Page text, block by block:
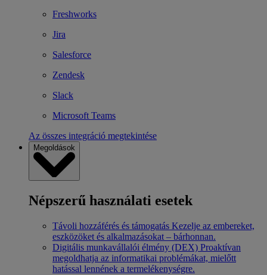
Freshworks
Jira
Salesforce
Zendesk
Slack
Microsoft Teams
Az összes integráció megtekintése
Megoldások
Népszerű használati esetek
Távoli hozzáférés és támogatás Kezelje az embereket,
eszközöket és alkalmazásokat – bárhonnan.
Digitális munkavállalói élmény (DEX) Proaktívan
megoldhatja az informatikai problémákat, mielőtt
hatással lennének a termelékenységre.